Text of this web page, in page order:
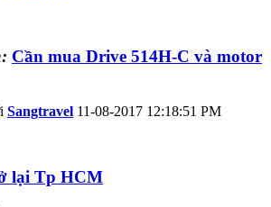
Cần mua Drive 514H-C và motor
Sangtravel 11-08-2017 12:18:51 PM
lại Tp HCM